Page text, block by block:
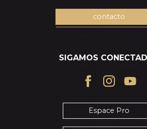
contacto
SIGAMOS
Espace Pro